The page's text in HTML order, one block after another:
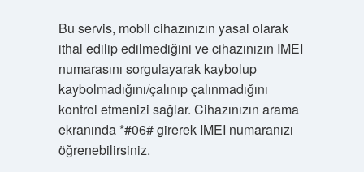
Bu servis, mobil cihazınızın yasal olarak
ithal edilip edilmediğini ve cihazınızın IMEI
numarasını sorgulayarak kaybolup
kaybolmadığını/çalınıp çalınmadığını
kontrol etmenizi sağlar. Cihazınızın arama
ekranında *#06# girerek IMEI numaranızı
öğrenebilirsiniz.